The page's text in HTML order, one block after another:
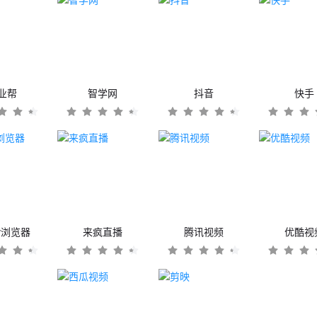
帮 智学网 抖音 快手
览器 来疯直播 腾讯视频 优酷视